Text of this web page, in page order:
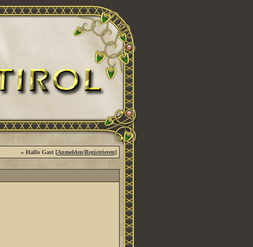
» Hallo Gast [Anmelden|Registrieren]